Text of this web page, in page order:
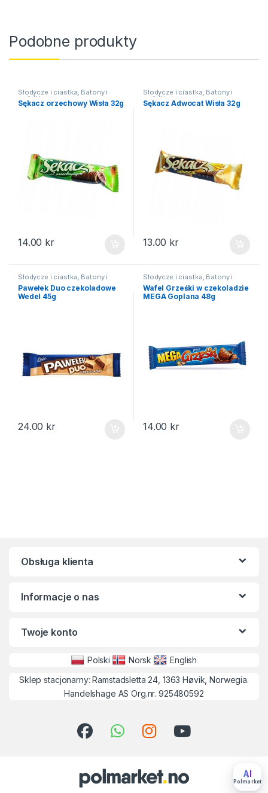
Podobne produkty
Słodycze i ciastka, Batony i
wafelki
Sękacz orzechowy Wisła 32g
14.00 kr
Słodycze i ciastka, Batony i
wafelki
Sękacz Adwocat Wisła 32g
13.00 kr
Słodycze i ciastka, Batony i
wafelki
Pawełek Duo czekoladowe
Wedel 45g
24.00 kr
Słodycze i ciastka, Batony i
wafelki
Wafel Grześki w czekoladzie
MEGA Goplana 48g
14.00 kr
Obsługa klienta
Informacje o nas
Twoje konto
Polski Norsk
English
Sklep stacjonarny: Ramstadsletta 24, 1363 Høvik, Norwegia.
Handelshage AS Org.nr. 925480592
AI
Polmarket